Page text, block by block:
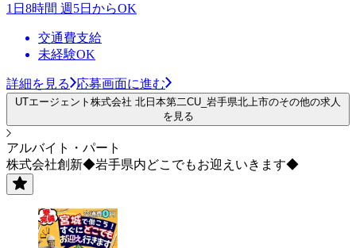
1日8時間 週5日からOK
交通費支給
未経験OK
詳細を見る 応募画面に進む
UTエージェント株式会社 北日本第二CU_岩手県北上市のその他の求人
を見る
アルバイト・パート
株式会社創新◆岩手県内どこでもお迎えいきます◆